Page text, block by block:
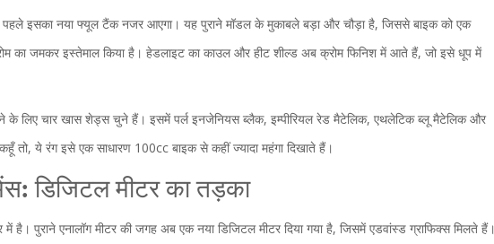
इसका नया फ्यूल टैंक नजर आएगा। यह पुराने मॉडल के मुकाबले बड़ा और चौड़ा है, जिससे बाइक को एक
का जमकर इस्तेमाल किया है। हेडलाइट का काउल और हीट शील्ड अब क्रोम फिनिश में आते हैं, जो इसे धूप में
के लिए चार खास शेड्स चुने हैं। इसमें पर्ल इनजेनियस ब्लैक, इम्पीरियल रेड मैटेलिक, एथलेटिक ब्लू मैटेलिक और
ये रंग इसे एक साधारण 100cc बाइक से कहीं ज्यादा महंगा दिखाते हैं।
डिजिटल मीटर का तड़का
पुराने एनालॉग मीटर की जगह अब एक नया डिजिटल मीटर दिया गया है, जिसमें एडवांस्ड ग्राफिक्स मिलते हैं।